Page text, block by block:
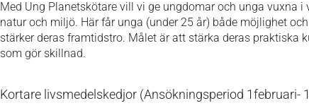
Med Ung Planetskötare vill vi ge ungdomar och unga vuxna
natur och miljö. Här får unga (under 25 år) både möjlighet
stärker deras framtidstro. Målet är att stärka deras
som gör skillnad.
Kortare livsmedelskedjor (Ansökningsperiod 1februari-